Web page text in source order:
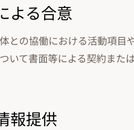
よる合意
との協働における活動項目
いて書面等による契約また
報提供